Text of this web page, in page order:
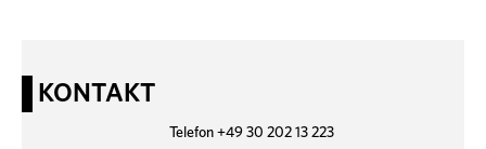
KONTAKT
Telefon +49 30 202 13 223